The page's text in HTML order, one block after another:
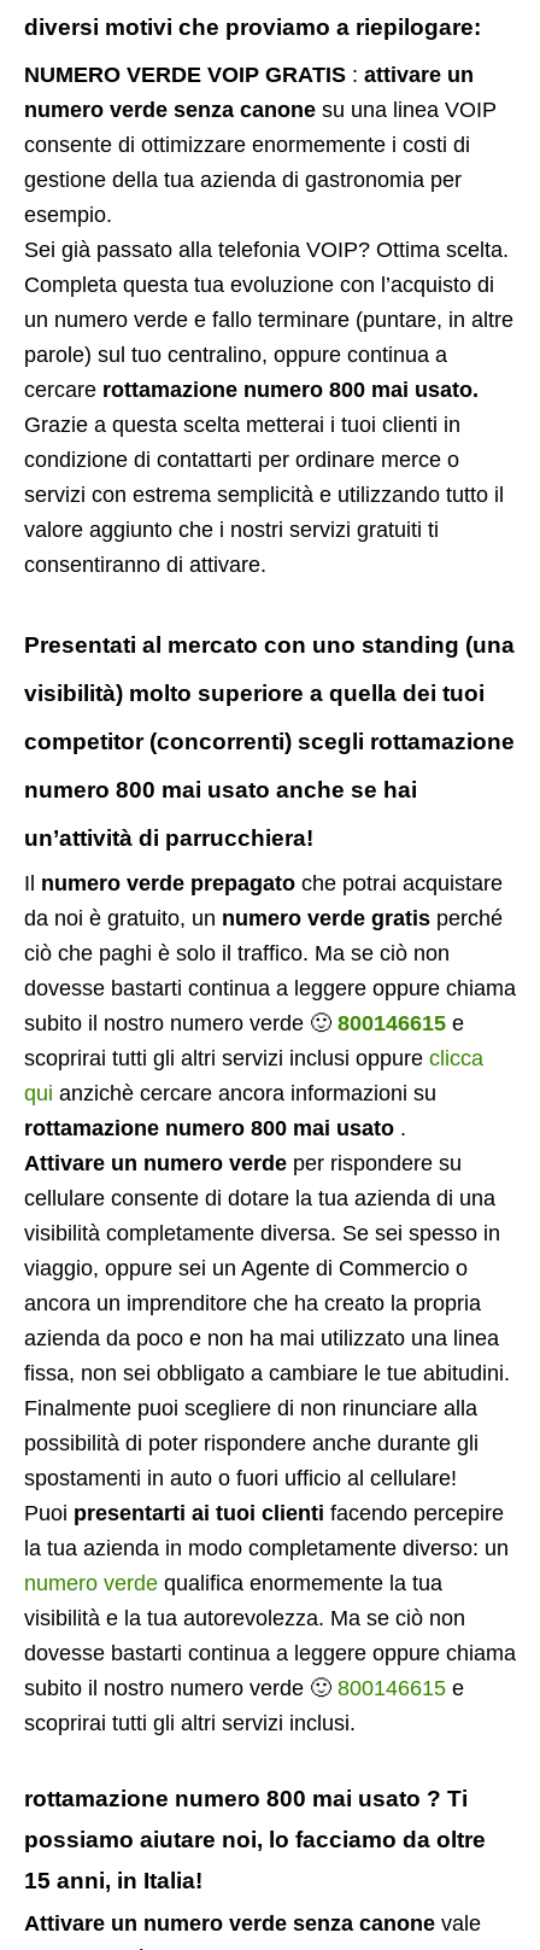
diversi motivi che proviamo a riepilogare:
NUMERO VERDE VOIP GRATIS : attivare un
numero verde senza canone su una linea VOIP
consente di ottimizzare enormemente i costi di
gestione della tua azienda di gastronomia per
esempio.
Sei già passato alla telefonia VOIP? Ottima scelta.
Completa questa tua evoluzione con l’acquisto di
un numero verde e fallo terminare (puntare, in altre
parole) sul tuo centralino, oppure continua a
cercare rottamazione numero 800 mai usato.
Grazie a questa scelta metterai i tuoi clienti in
condizione di contattarti per ordinare merce o
servizi con estrema semplicità e utilizzando tutto il
valore aggiunto che i nostri servizi gratuiti ti
consentiranno di attivare.
Presentati al mercato con uno standing (una
visibilità) molto superiore a quella dei tuoi
competitor (concorrenti) scegli rottamazione
numero 800 mai usato anche se hai
un’attività di parrucchiera!
Il numero verde prepagato che potrai acquistare
da noi è gratuito, un numero verde gratis perché
ciò che paghi è solo il traffico. Ma se ciò non
dovesse bastarti continua a leggere oppure chiama
subito il nostro numero verde 🙂 800146615 e
scoprirai tutti gli altri servizi inclusi oppure clicca
qui anzichè cercare ancora informazioni su
rottamazione numero 800 mai usato .
Attivare un numero verde per rispondere su
cellulare consente di dotare la tua azienda di una
visibilità completamente diversa. Se sei spesso in
viaggio, oppure sei un Agente di Commercio o
ancora un imprenditore che ha creato la propria
azienda da poco e non ha mai utilizzato una linea
fissa, non sei obbligato a cambiare le tue abitudini.
Finalmente puoi scegliere di non rinunciare alla
possibilità di poter rispondere anche durante gli
spostamenti in auto o fuori ufficio al cellulare!
Puoi presentarti ai tuoi clienti facendo percepire
la tua azienda in modo completamente diverso: un
numero verde qualifica enormemente la tua
visibilità e la tua autorevolezza. Ma se ciò non
dovesse bastarti continua a leggere oppure chiama
subito il nostro numero verde 🙂 800146615 e
scoprirai tutti gli altri servizi inclusi.
rottamazione numero 800 mai usato ? Ti
possiamo aiutare noi, lo facciamo da oltre
15 anni, in Italia!
Attivare un numero verde senza canone vale